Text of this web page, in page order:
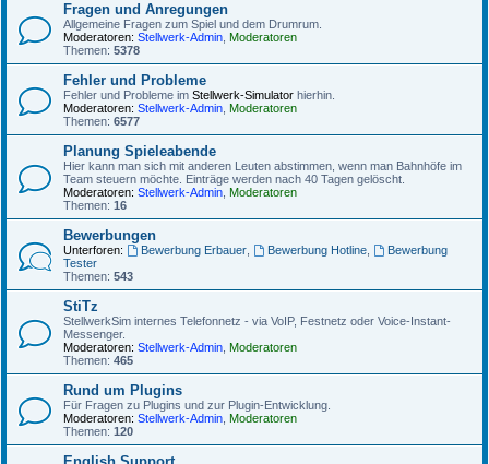
Fragen und Anregungen
Allgemeine Fragen zum Spiel und dem Drumrum.
Moderatoren: Stellwerk-Admin Moderatoren
Themen: 5378
Fehler und Probleme
Fehler und Probleme im Stellwerk-Simulator hierhin.
Moderatoren: Stellwerk-Admin Moderatoren
Themen: 6577
Planung Spieleabende
Hier kann man sich mit anderen Leuten abstimmen, wenn man Bahnhöfe im
Team steuern möchte. Einträge werden nach 40 Tagen gelöscht.
Moderatoren: Stellwerk-Admin Moderatoren
Themen: 16
Bewerbungen
Unterforen: Bewerbung Erbauer, Bewerbung Hotline,
Bewerbung
Tester
Themen: 543
StiTz
StellwerkSim internes Telefonnetz - via VoIP, Festnetz oder Voice-Instant-
Messenger.
Moderatoren: Stellwerk-Admin Moderatoren
Themen: 465
Rund um Plugins
Für Fragen zu Plugins und zur Plugin-Entwicklung.
Moderatoren: Stellwerk-Admin Moderatoren
Themen: 120